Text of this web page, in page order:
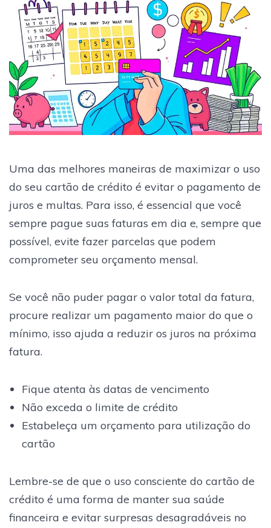
Uma das melhores maneiras de maximizar o uso
do seu cartão de crédito é evitar o pagamento de
juros e multas. Para isso, é essencial que você
sempre pague suas faturas em dia e, sempre que
possível, evite fazer parcelas que podem
comprometer seu orçamento mensal.
Se você não puder pagar o valor total da fatura,
procure realizar um pagamento maior do que o
mínimo, isso ajuda a reduzir os juros na próxima
fatura.
Fique atenta às datas de vencimento
Não exceda o limite de crédito
Estabeleça um orçamento para utilização do
cartão
Lembre-se de que o uso consciente do cartão de
crédito é uma forma de manter sua saúde
financeira e evitar surpresas desagradáveis no